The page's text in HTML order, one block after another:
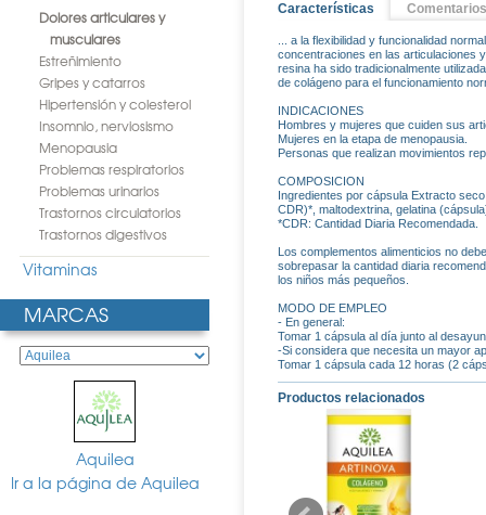
Dolores articulares y
musculares
Estreñimiento
Gripes y catarros
Hipertensión y colesterol
Insomnio, nerviosismo
Menopausia
Problemas respiratorios
Problemas urinarios
Trastornos circulatorios
Trastornos digestivos
Vitaminas
MARCAS
Aquilea
Ir a la página de Aquilea
Características Comentarios
... a la flexibilidad y funcionalidad
concentraciones en las articulaciones
resina ha sido tradicionalmente
de colágeno para el funcionamiento
INDICACIONES
Hombres y mujeres que cuiden sus
Mujeres en la etapa de menopausia.
Personas que realizan movimientos
COMPOSICION
Ingredientes por cápsula Extracto
CDR)*, maltodextrina, gelatina
*CDR: Cantidad Diaria Recomendada.
Los complementos alimenticios no
sobrepasar la cantidad diaria
los niños más pequeños.
MODO DE EMPLEO
- En general:
Tomar 1 cápsula al día junto al
-Si considera que necesita un mayor
Tomar 1 cápsula cada 12 horas (2
Productos relacionados